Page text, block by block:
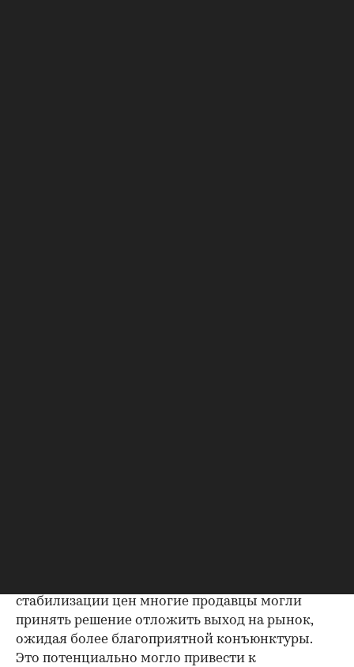
стабилизации цен многие продавцы могли
принять решение отложить выход на рынок,
ожидая более благоприятной конъюнктуры.
Это потенциально могло привести к